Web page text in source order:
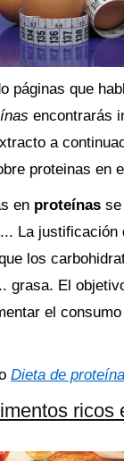
páginas que
encontrarás
a
proteinas en
en proteínas
La justificación
los
grasa. El
el
Dieta de
ricos